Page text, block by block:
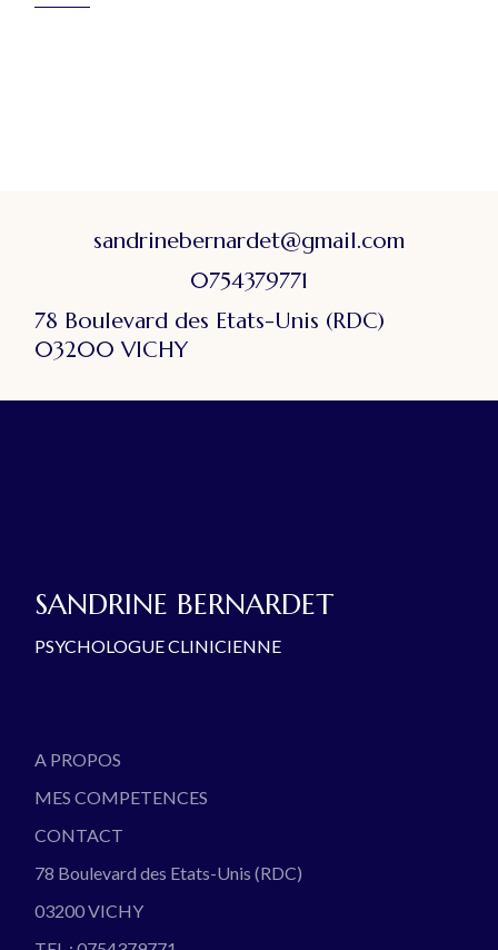
sandrinebernardet@gmail.com
0754379771
78 Boulevard des Etats-Unis (RDC)
03200 VICHY
SANDRINE BERNARDET
PSYCHOLOGUE CLINICIENNE
A PROPOS
MES COMPETENCES
CONTACT
78 Boulevard des Etats-Unis (RDC)
03200 VICHY